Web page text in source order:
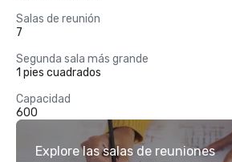
Salas de reunión
7
Segunda sala más grande
1 pies cuadrados
Capacidad
600
Explore las salas de reuniones